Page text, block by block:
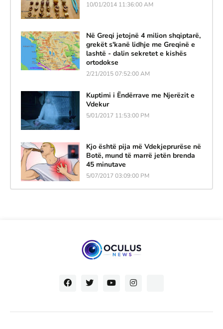
10/01/2014 11:36:00 AM
Në Greqi jetojnë 4 milion shqiptarë,
grekët s'kanë lidhje me Greqinë e
lashtë - dalin sekretet e kishës
ortodokse
2/21/2015 07:52:00 AM
Kuptimi i Ëndërrave me Njerëzit e
Vdekur
5/01/2017 11:53:00 PM
Kjo është pija më Vdekjeprurëse në
Botë, mund të marrë jetën brenda
45 minutave
5/07/2017 03:09:00 PM